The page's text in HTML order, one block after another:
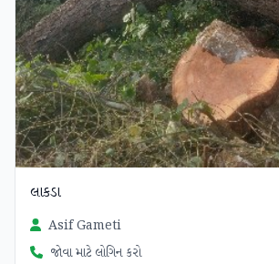
લાકડા
Asif Gameti
જોવા માટે લોગિન કરો